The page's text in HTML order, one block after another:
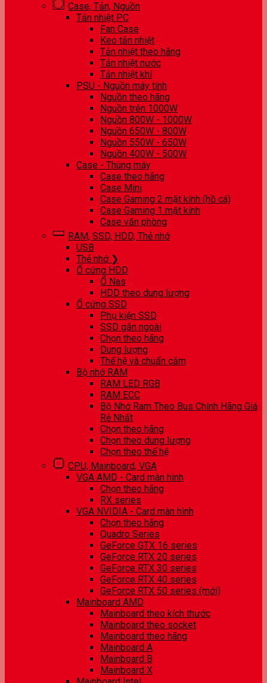
Case, Tản, Nguồn
Tản nhiệt PC
Fan Case
Keo tản nhiệt
Tản nhiệt theo hãng
Tản nhiệt nước
Tản nhiệt khí
PSU - Nguồn máy tính
Nguồn theo hãng
Nguồn trên 1000W
Nguồn 800W - 1000W
Nguồn 650W - 800W
Nguồn 550W - 650W
Nguồn 400W - 500W
Case - Thùng máy
Case theo hãng
Case Mini
Case Gaming 2 mặt kính (hồ cá)
Case Gaming 1 mặt kính
Case văn phòng
RAM, SSD, HDD, Thẻ nhớ
USB
Thẻ nhớ ❯
Ổ cứng HDD
Ổ Nas
HDD theo dung lượng
Ổ cứng SSD
Phụ kiện SSD
SSD gắn ngoài
Chọn theo hãng
Dung lượng
Thế hệ và chuẩn cắm
Bộ nhớ RAM
RAM LED RGB
RAM ECC
Bộ Nhớ Ram Theo Bus Chính Hãng Giá
Rẻ Nhất
Chọn theo hãng
Chọn theo dung lượng
Chọn theo thế hệ
CPU, Mainboard, VGA
VGA AMD - Card màn hình
Chọn theo hãng
RX series
VGA NVIDIA - Card màn hình
Chọn theo hãng
Quadro Series
GeForce GTX 16 series
GeForce RTX 20 series
GeForce RTX 30 series
GeForce RTX 40 series
GeForce RTX 50 series (mới)
Mainboard AMD
Mainboard theo kích thước
Mainboard theo socket
Mainboard theo hãng
Mainboard A
Mainboard B
Mainboard X